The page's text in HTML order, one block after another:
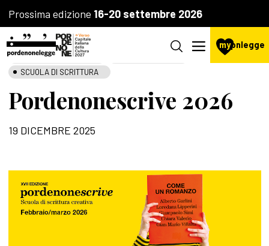
Prossima edizione 16-20 settembre 2026
mypnlegge
AGENZIA CULTURALE
SCUOLA DI SCRITTURA
Pordenonescrive 2026
19 DICEMBRE 2025